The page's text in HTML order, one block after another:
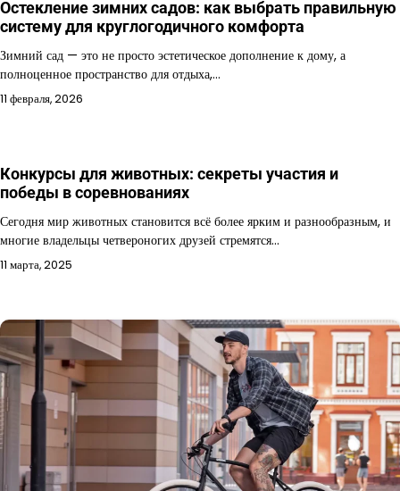
Остекление зимних садов: как выбрать правильную
систему для круглогодичного комфорта
Зимний сад — это не просто эстетическое дополнение к дому, а
полноценное пространство для отдыха,…
11 февраля, 2026
Конкурсы для животных: секреты участия и
победы в соревнованиях
Сегодня мир животных становится всё более ярким и разнообразным, и
многие владельцы четвероногих друзей стремятся…
11 марта, 2025